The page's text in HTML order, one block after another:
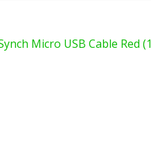
Micro USB Cable Red (1